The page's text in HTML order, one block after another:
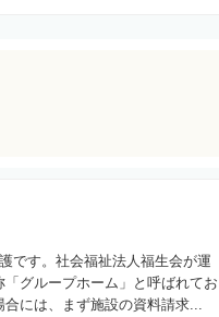
です。社会福祉法人福生会が運
グループホーム」と呼ばれてお
には、まず施設の資料請求...